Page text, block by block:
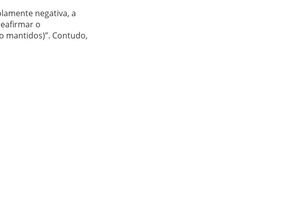
negativa, a
o
mantidos)”. Contudo,